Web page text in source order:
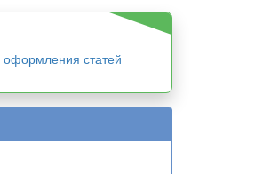
статей